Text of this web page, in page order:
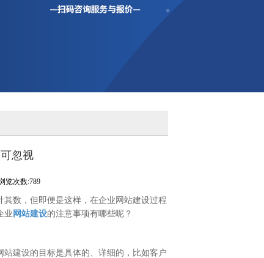
忽视
览次数:789
数，但即便是这样，在企业网站建设过程
业网站建设的注意事项有哪些呢？
建设的目标是具体的、详细的，比如客户